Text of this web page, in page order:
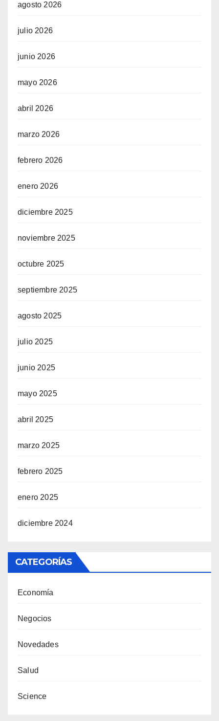
agosto 2026
julio 2026
junio 2026
mayo 2026
abril 2026
marzo 2026
febrero 2026
enero 2026
diciembre 2025
noviembre 2025
octubre 2025
septiembre 2025
agosto 2025
julio 2025
junio 2025
mayo 2025
abril 2025
marzo 2025
febrero 2025
enero 2025
diciembre 2024
CATEGORÍAS
Economía
Negocios
Novedades
Salud
Science